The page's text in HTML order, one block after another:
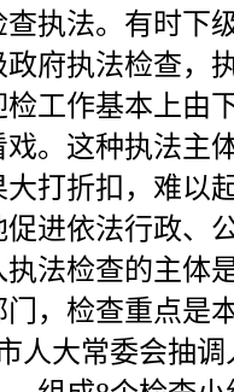
执法。有时下
府执法检查，
工作基本上由
。这种执法主
打折扣，难以
进依法行政、
法检查的主体
，检查重点是
人大常委会抽